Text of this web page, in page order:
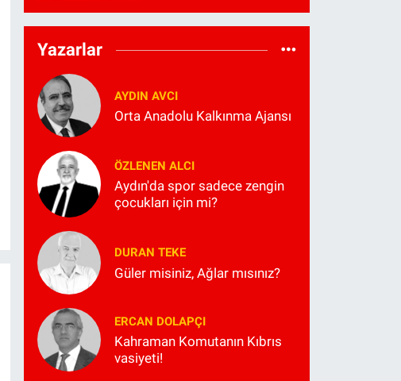
Yazarlar
AYDIN AVCI
Orta Anadolu Kalkınma Ajansı
ÖZLENEN ALCI
Aydın'da spor sadece zengin
çocukları için mi?
DURAN TEKE
Güler misiniz, Ağlar mısınız?
ERCAN DOLAPÇI
Kahraman Komutanın Kıbrıs
vasiyeti!